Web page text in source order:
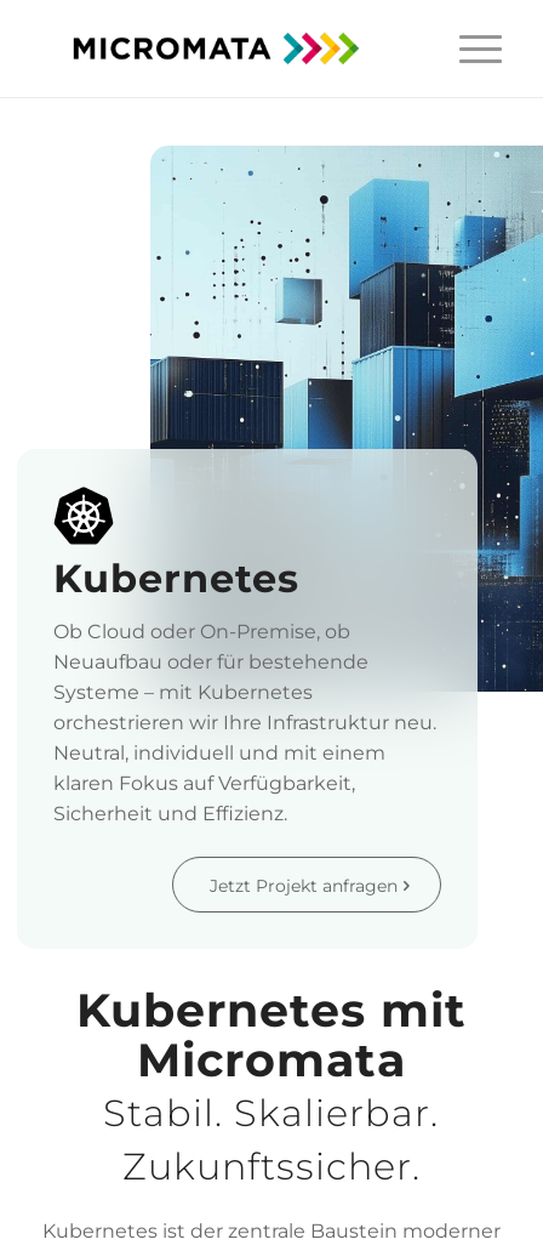
Kubernetes
Ob Cloud oder On-Premise, ob
Neuaufbau oder für bestehende
Systeme – mit Kubernetes
orchestrieren wir Ihre Infrastruktur neu.
Neutral, individuell und mit einem
klaren Fokus auf Verfügbarkeit,
Sicherheit und Effizienz.
Jetzt Projekt anfragen
Kubernetes mit
Micromata
Stabil. Skalierbar.
Zukunftssicher.
Kubernetes ist der zentrale Baustein moderner